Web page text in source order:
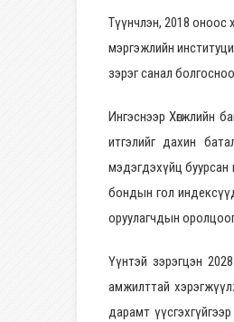
Түүнчлэн, 2018 оноос
мэргэжлийн
зэрэг санал
Ингэснээр Хөгжлийн
итгэлийг дахин
мэдэгдэхүйц
бондын гол
оруулагчдын
Үүнтэй зэрэгцэн
амжилттай
дарамт